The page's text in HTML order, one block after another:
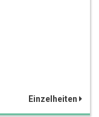
Einzelheiten